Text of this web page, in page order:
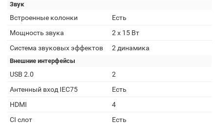
Звук
Встроенные колонки
Есть
Мощность звука
2 x 15 Вт
Система звуковых эффектов
2 динамика
Внешние интерфейсы
USB 2.0
2
Антенный вход IEC75
Есть
HDMI
4
CI слот
Есть